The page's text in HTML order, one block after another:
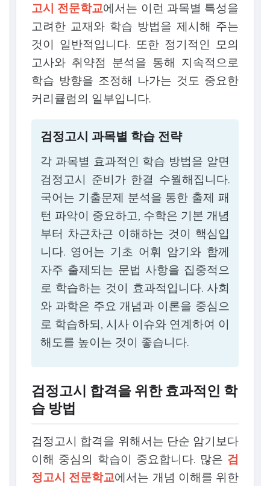
고시 전문학교에서는 이런 과목별 특성을
고려한 교재와 학습 방법을 제시해 주는
것이 일반적입니다. 또한 정기적인 모의
고사와 취약점 분석을 통해 지속적으로
학습 방향을 조정해 나가는 것도 중요한
커리큘럼의 일부입니다.
검정고시 과목별 학습 전략
각 과목별 효과적인 학습 방법을 알면
검정고시 준비가 한결 수월해집니다.
국어는 기출문제 분석을 통한 출제 패
턴 파악이 중요하고, 수학은 기본 개념
부터 차근차근 이해하는 것이 핵심입
니다. 영어는 기초 어휘 암기와 함께
자주 출제되는 문법 사항을 집중적으
로 학습하는 것이 효과적입니다. 사회
와 과학은 주요 개념과 이론을 중심으
로 학습하되, 시사 이슈와 연계하여 이
해도를 높이는 것이 좋습니다.
검정고시 합격을 위한 효과적인 학
습 방법
검정고시 합격을 위해서는 단순 암기보다
이해 중심의 학습이 중요합니다. 많은 검
정고시 전문학교에서는 개념 이해를 위한